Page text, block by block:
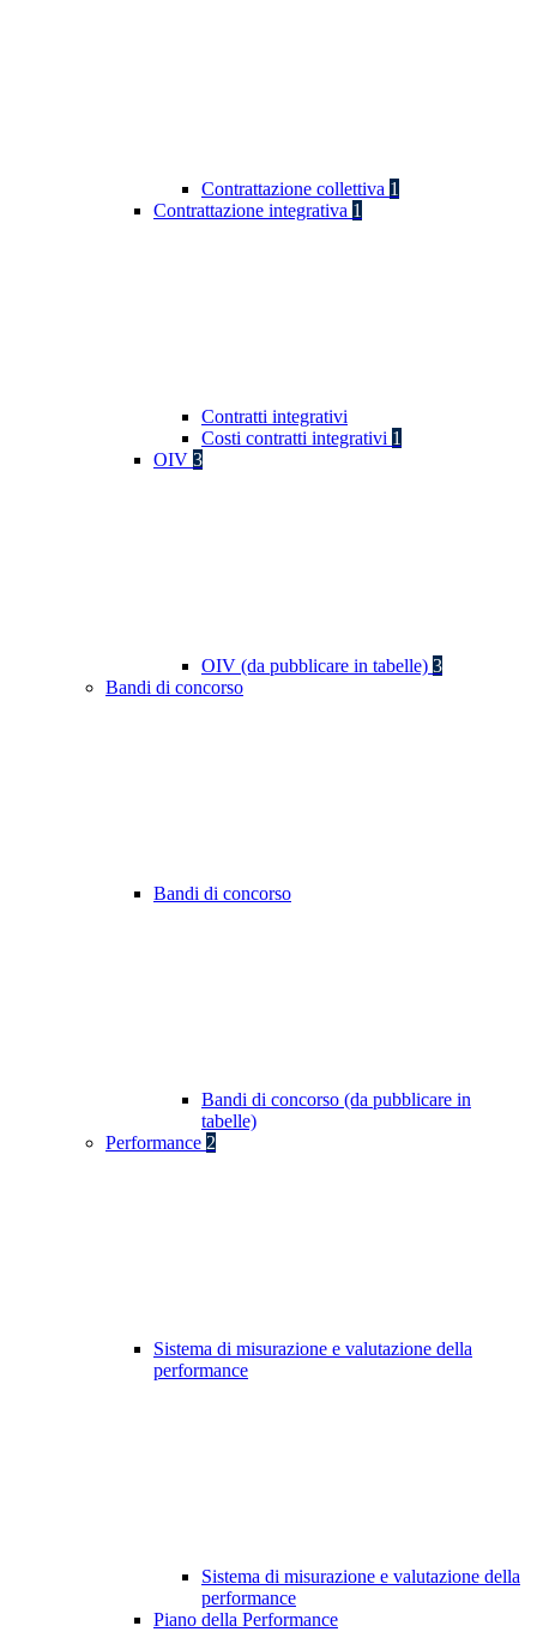
Contrattazione collettiva 1
Contrattazione integrativa 1
Contratti integrativi
Costi contratti integrativi 1
OIV 3
OIV (da pubblicare in tabelle) 3
Bandi di concorso
Bandi di concorso
Bandi di concorso (da pubblicare in
tabelle)
Performance 2
Sistema di misurazione e valutazione della
performance
Sistema di misurazione e valutazione della
performance
Piano della Performance